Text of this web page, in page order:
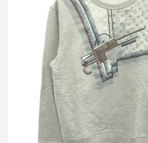
ルイヴィトン 17AW モノグラムスウ
買取金額12,000円
詳しく見る